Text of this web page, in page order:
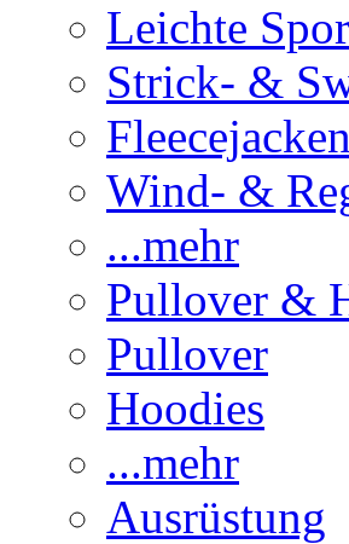
Leichte
Strick- &
Fleecejacken
Wind- &
...mehr
Pullover &
Pullover
Hoodies
...mehr
Ausrüstung